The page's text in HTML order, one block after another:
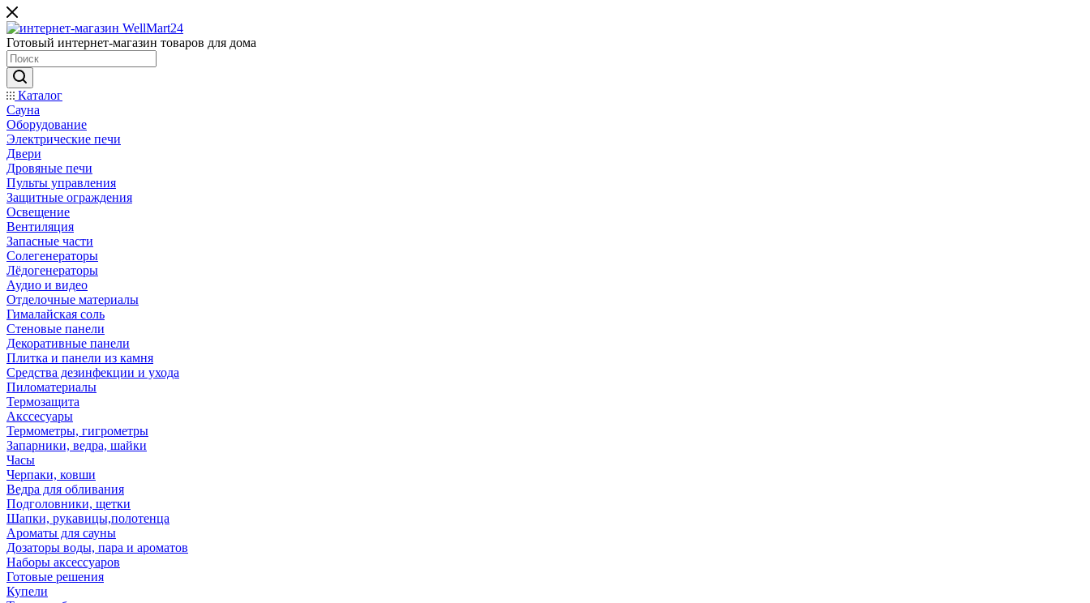
Готовый интернет-магазин товаров для дома
Каталог
Сауна
Оборудование
Электрические печи
Двери
Дровяные печи
Пульты управления
Защитные ограждения
Освещение
Вентиляция
Запасные части
Солегенераторы
Лёдогенераторы
Аудио и видео
Отделочные материалы
Гималайская соль
Стеновые панели
Декоративные панели
Плитка и панели из камня
Средства дезинфекции и ухода
Пиломатериалы
Термозащита
Аксcесуары
Термометры, гигрометры
Запарники, ведра, шайки
Часы
Черпаки, ковши
Ведра для обливания
Подголовники, щетки
Шапки, рукавицы,полотенца
Ароматы для сауны
Дозаторы воды, пара и ароматов
Наборы аксессуаров
Готовые решения
Купели